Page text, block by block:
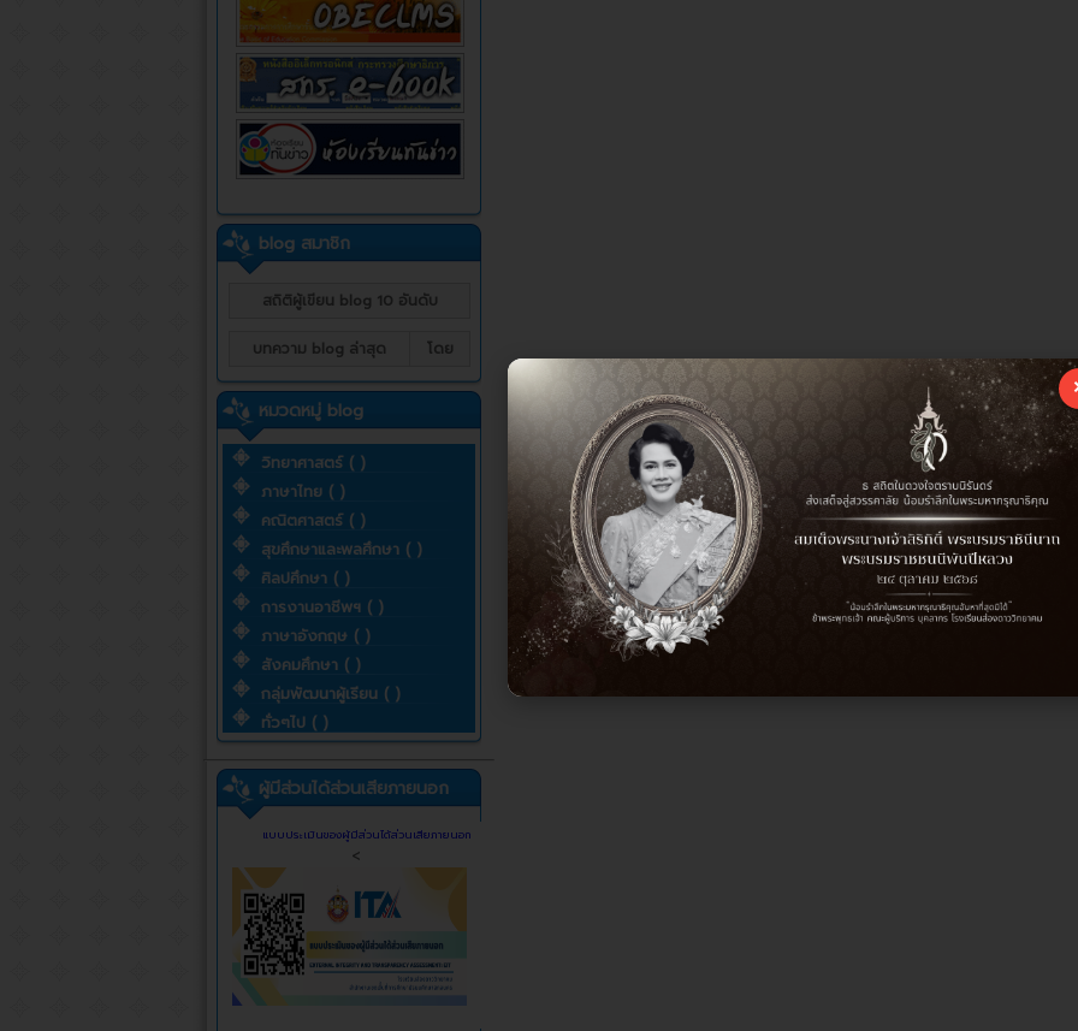
blog สมาชิก
สถิติผู้เขียน blog 10 อันดับ
บทความ blog ล่าสุด โดย
หมวดหมู่ blog
วิทยาศาสตร์ ( )
ภาษาไทย ( )
คณิตศาสตร์ ( )
สุขศึกษาและพลศึกษา ( )
ศิลปศึกษา ( )
การงานอาชีพฯ ( )
ภาษาอังกฤษ ( )
สังคมศึกษา ( )
กลุ่มพัฒนาผู้เรียน ( )
ทั่วๆไป ( )
ผู้มีส่วนได้ส่วนเสียภายนอก
แบบประเมินของผู้มีส่วนได้ส่วนเสียภายนอก
<